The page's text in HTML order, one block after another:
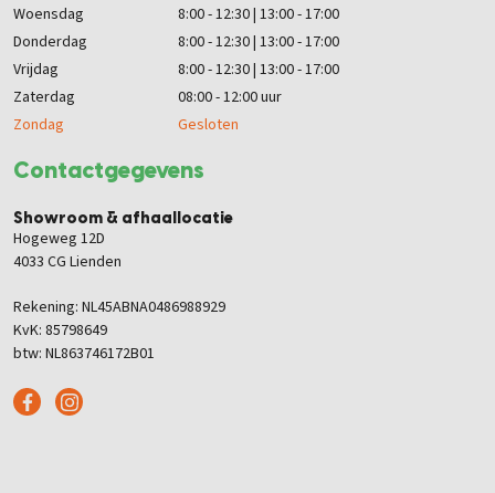
Contactgegevens
Showroom & afhaallocatie
Hogeweg 12D
4033 CG Lienden
Rekening: NL45ABNA0486988929
KvK: 85798649
btw: NL863746172B01
Woensdag
8:00 - 12:30 | 13:00 - 17:00
Donderdag
8:00 - 12:30 | 13:00 - 17:00
Vrijdag
8:00 - 12:30 | 13:00 - 17:00
Zaterdag
08:00 - 12:00 uur
Zondag
Gesloten